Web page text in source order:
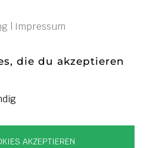
Impressum
die du akzeptieren
AKZEPTIEREN